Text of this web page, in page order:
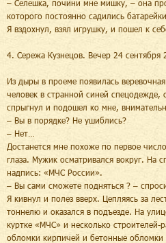
– Селешка, почини мне мишку, – она
которого постоянно садились батарейки
Я вздохнул, взял игрушку, и пошел к
4. Сережа Кузнецов. Вечер 24 сентября
Из дыры в проеме появилась
человек в странной синей
спрыгнул и подошел ко мне,
– Вы в порядке? Не ушиблись?
– Нет…
Достанется мне похоже по первое
глаза. Мужик осматривался вокруг. На
надпись: «МЧС России».
– Вы сами сможете подняться ? –
Я кивнул и полез вверх. Цепляясь за
тоннелю и оказался в подъезде. На
куртке «МЧС» и несколько строителей-
обломки кирпичей и бетонные обломки